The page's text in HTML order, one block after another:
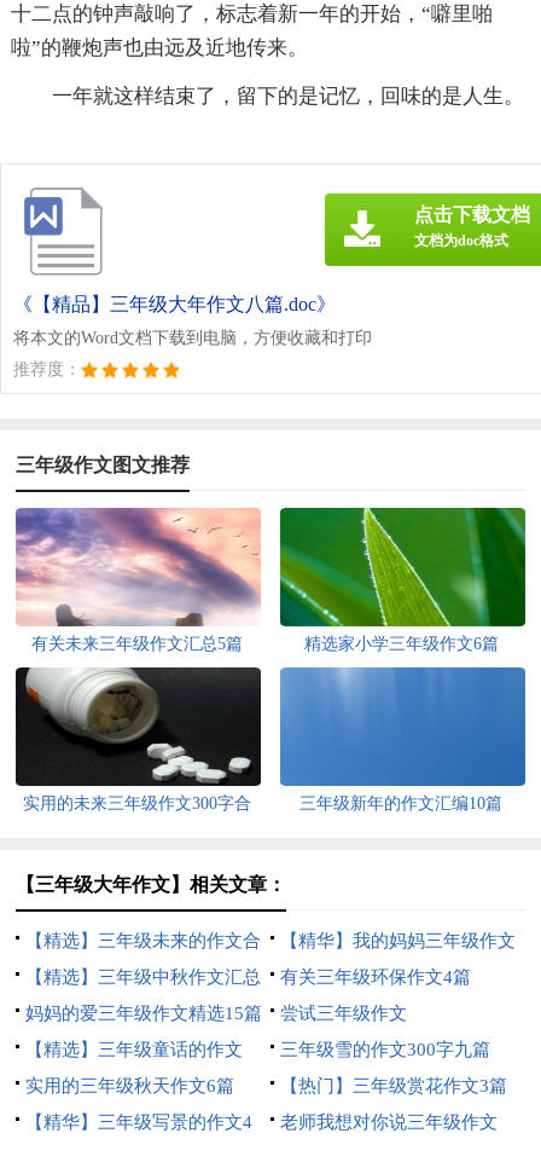
十二点的钟声敲响了，标志着新一年的开始，“噼里啪
啦”的鞭炮声也由远及近地传来。
一年就这样结束了，留下的是记忆，回味的是人生。
《【精品】三年级大年作文八篇.doc》
将本文的Word文档下载到电脑，方便收藏和打印
推荐度：
点击下载文档
文档为doc格式
三年级作文图文推荐
有关未来三年级作文汇总5篇 精选家小学三年级作文6篇
实用的未来三年级作文300字合
三年级新年的作文汇编10篇
【三年级大年作文】相关文章：
【精选】三年级未来的作文合
集5篇
【精华】我的妈妈三年级作文
300字10篇
【精选】三年级中秋作文汇总
5篇
有关三年级环保作文4篇
妈妈的爱三年级作文精选15篇
尝试三年级作文
【精选】三年级童话的作文
300字六篇
三年级雪的作文300字九篇
实用的三年级秋天作文6篇
【热门】三年级赏花作文3篇
【精华】三年级写景的作文4
老师我想对你说三年级作文